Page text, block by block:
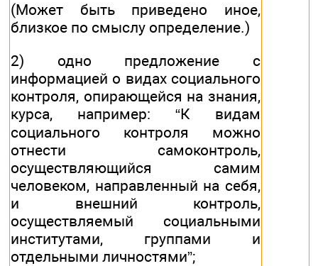
(Может быть приведено иное,
близкое по смыслу определение.)
2) одно предложение с
информацией о видах социального
контроля, опирающейся на знания,
курса, например: “К видам
социального контроля можно
отнести самоконтроль,
осуществляющийся самим
человеком, направленный на себя,
и внешний контроль,
осуществляемый социальными
институтами, группами и
отдельными личностями”;